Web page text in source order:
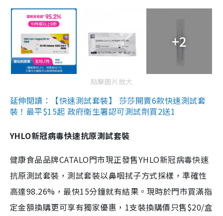
+2
點擊圖片放大
延伸閱讀：【快速測試套裝】 莎莎開賣6款快速測試套
裝！最平$15起 政府衛生署認可測試劑買2送1
YHLO新冠病毒快速抗原測試套裝
健康食品品牌CATALO門市現正發售YHLO新冠病毒快速
抗原測試套裝，測試套裝以鼻咽拭子方式採樣，準確性
高達98.26%，最快15分鐘就有結果。現時於門市買滿指
定金額換購更可享有獨家優惠，1支裝換購價只售$20/盒